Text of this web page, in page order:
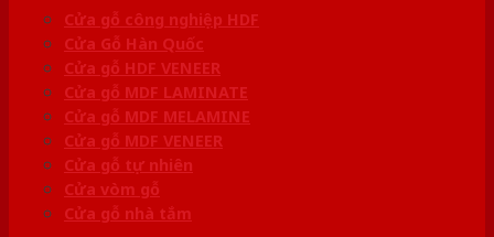
Cửa gỗ công nghiệp HDF
Cửa Gỗ Hàn Quốc
Cửa gỗ HDF VENEER
Cửa gỗ MDF LAMINATE
Cửa gỗ MDF MELAMINE
Cửa gỗ MDF VENEER
Cửa gỗ tự nhiên
Cửa vòm gỗ
Cửa gỗ nhà tắm